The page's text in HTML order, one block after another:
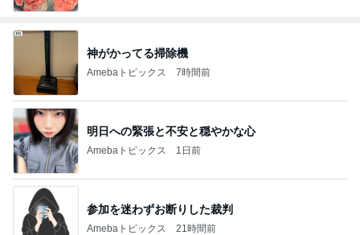
神がかってる掃除機
Amebaトピックス 7時間前
明日への緊張と不安と穏やかな心
Amebaトピックス 1日前
参加を迷わずお断りした裁判
Amebaトピックス 21時間前